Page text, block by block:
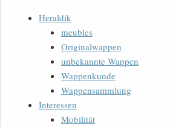
Heraldik
meubles
Originalwappen
unbekannte Wappen
Wappenkunde
Wappensammlung
Interessen
Mobilität